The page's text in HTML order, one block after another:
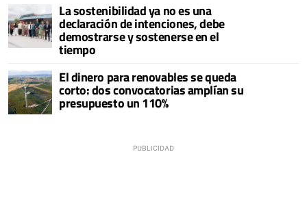
La sostenibilidad ya no es una
declaración de intenciones, debe
demostrarse y sostenerse en el
tiempo
El dinero para renovables se queda
corto: dos convocatorias amplían su
presupuesto un 110%